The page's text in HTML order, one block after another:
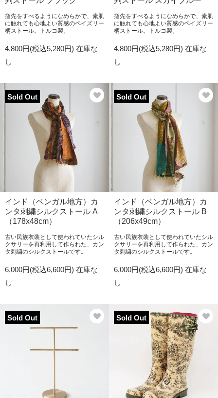
指先をすべるようになめらかで、素肌
に触れても心地よい質感のペイズリー
柄ストール。トルコ製。
4,800円(税込5,280円) 在庫な
し
指先をすべるようになめらかで、素肌
に触れても心地よい質感のペイズリー
柄ストール。トルコ製。
4,800円(税込5,280円) 在庫な
し
Sold Out
インド（ベンガル地方）カ
ンタ刺繍シルクストール A
（178x48cm）
古い民族衣装として使われていたシル
クサリーを再利用して作られた、カン
タ刺繍のシルクストールです。
6,000円(税込6,600円) 在庫な
し
Sold Out
インド（ベンガル地方）カ
ンタ刺繍シルクストール B
（206x49cm）
古い民族衣装として使われていたシル
クサリーを再利用して作られた、カン
タ刺繍のシルクストールです。
6,000円(税込6,600円) 在庫な
し
Sold Out Sold Out